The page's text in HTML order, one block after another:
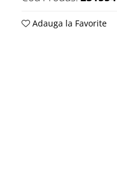
Adauga la Favorite